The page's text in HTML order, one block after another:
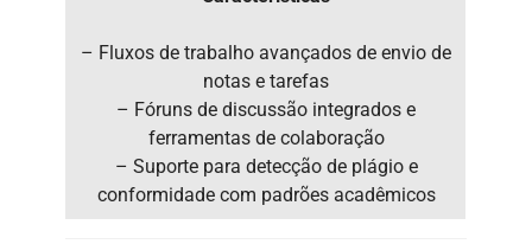
– Fluxos de trabalho avançados de envio de
notas e tarefas
– Fóruns de discussão integrados e
ferramentas de colaboração
– Suporte para detecção de plágio e
conformidade com padrões acadêmicos